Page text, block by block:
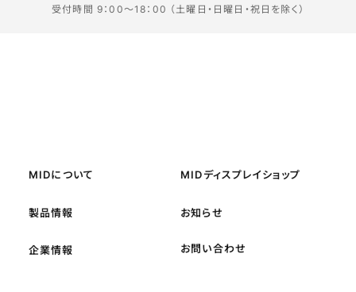
受付時間 9：00〜18：00 （土曜日・日曜日・祝日を除く）
製品情報
企業情報
お知らせ
お問い合わせ
MIDについて MIDディスプレイショップ